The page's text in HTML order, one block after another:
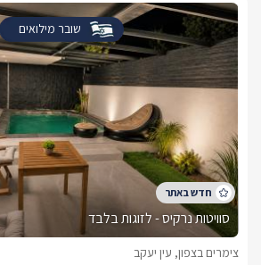
שובר מילואים
סוויטות נרקיס - לזוגות בלבד
צימרים בצפון, עין יעקב